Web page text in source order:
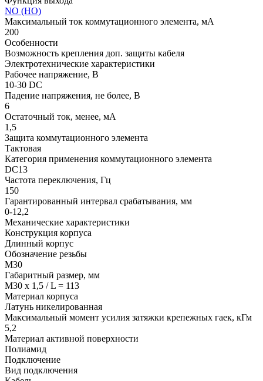
NO (НО)
Максимальный ток коммутационного элемента, мА
200
Особенности
Возможность крепления доп. защиты кабеля
Электротехнические характеристики
Рабочее напряжение, В
10-30 DC
Падение напряжения, не более, В
6
Остаточный ток, менее, мА
1,5
Защита коммутационного элемента
Тактовая
Категория применения коммутационного элемента
DC13
Частота переключения, Гц
150
Гарантированный интервал срабатывания, мм
0-12,2
Механические характеристики
Конструкция корпуса
Длинный корпус
Обозначение резьбы
М30
Габаритный размер, мм
M30 x 1,5 / L = 113
Материал корпуса
Латунь никелированная
Максимальный момент усилия затяжки крепежных гаек, кГм
5,2
Материал активной поверхности
Полиамид
Подключение
Вид подключения